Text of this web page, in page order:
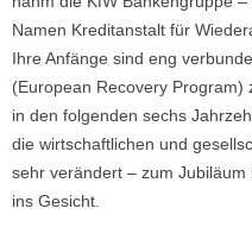
Namen Kreditanstalt für
Ihre Anfänge sind eng
(European Recovery Program)
in den folgenden sechs
die wirtschaftlichen und
sehr verändert – zum
ins Gesicht.